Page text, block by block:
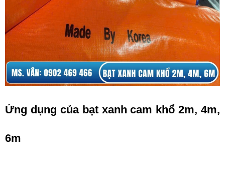
Ứng dụng của bạt xanh cam khổ 2m, 4m,
6m